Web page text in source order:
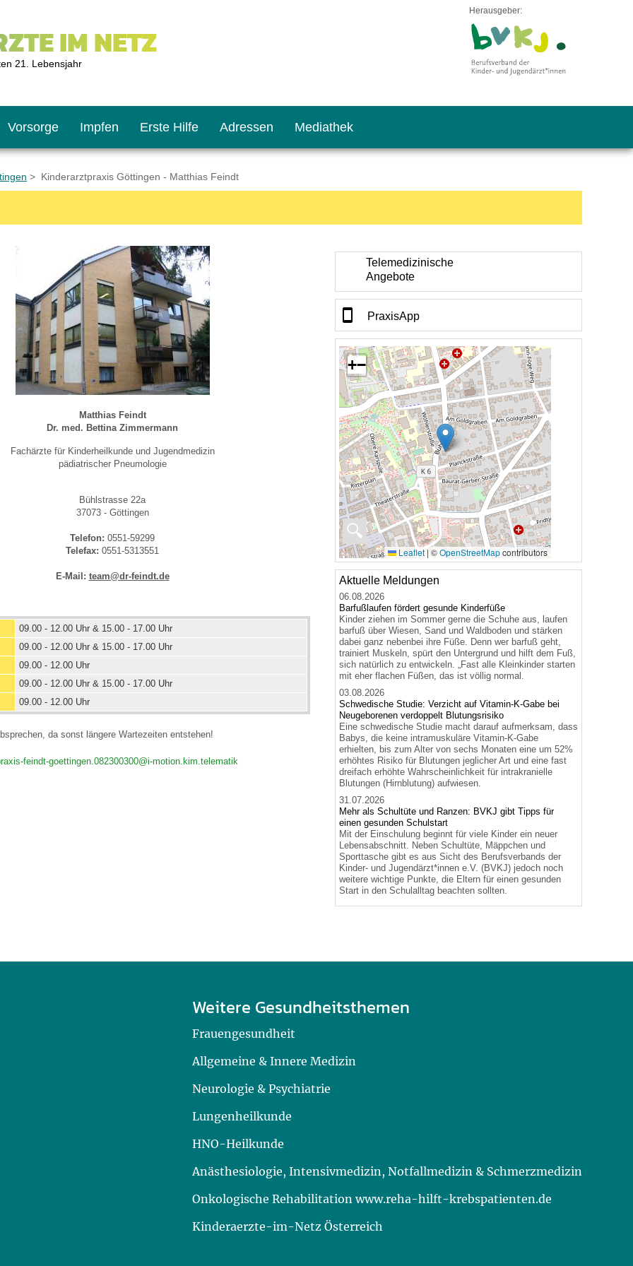
IM NETZ
21. Lebensjahr
Herausgeber:
Vorsorge Impfen Erste Hilfe Adressen Mediathek
Bildschirmmediengebrauch
> Kinderarztpraxis Göttingen - Matthias Feindt
Matthias Feindt
Dr. med. Bettina Zimmermann
Fachärzte für Kinderheilkunde und Jugendmedizin
pädiatrischer Pneumologie
Bühlstrasse 22a
37073 - Göttingen
Telefon: 0551-59299
Telefax: 0551-5313551
E-Mail: team@dr-feindt.de
09.00 - 12.00 Uhr & 15.00 - 17.00 Uhr
09.00 - 12.00 Uhr & 15.00 - 17.00 Uhr
09.00 - 12.00 Uhr
09.00 - 12.00 Uhr & 15.00 - 17.00 Uhr
09.00 - 12.00 Uhr
da sonst längere Wartezeiten entstehen!
feindt-goettingen.082300300@i-motion.kim.telematik
Telemedizinische
Angebote
PraxisApp
🔍
+−
Leaflet | ©OpenStreetMapcontributors
Aktuelle Meldungen
06.08.2026
Barfußlaufen fördert gesunde Kinderfüße
Kinder ziehen im Sommer gerne die Schuhe aus, laufen
barfuß über Wiesen, Sand und Waldboden und stärken
dabei ganz nebenbei ihre Füße. Denn wer barfuß geht,
trainiert Muskeln, spürt den Untergrund und hilft dem Fuß,
sich natürlich zu entwickeln. „Fast alle Kleinkinder starten
mit eher flachen Füßen, das ist völlig normal.
03.08.2026
Schwedische Studie: Verzicht auf Vitamin-K-Gabe bei
Neugeborenen verdoppelt Blutungsrisiko
Eine schwedische Studie macht darauf aufmerksam, dass
Babys, die keine intramuskuläre Vitamin-K-Gabe
erhielten, bis zum Alter von sechs Monaten eine um 52%
erhöhtes Risiko für Blutungen jeglicher Art und eine fast
dreifach erhöhte Wahrscheinlichkeit für intrakranielle
Blutungen (Hirnblutung) aufwiesen.
31.07.2026
Mehr als Schultüte und Ranzen: BVKJ gibt Tipps für
einen gesunden Schulstart
Mit der Einschulung beginnt für viele Kinder ein neuer
Lebensabschnitt. Neben Schultüte, Mäppchen und
Sporttasche gibt es aus Sicht des Berufsverbands der
Kinder- und Jugendärzt*innen e.V. (BVKJ) jedoch noch
weitere wichtige Punkte, die Eltern für einen gesunden
Start in den Schulalltag beachten sollten.
Weitere Gesundheitsthemen
Frauengesundheit
Allgemeine & Innere Medizin
Neurologie & Psychiatrie
Lungenheilkunde
HNO-Heilkunde
Anästhesiologie, Intensivmedizin, Notfallmedizin & Schmerzmedizin
Onkologische Rehabilitation www.reha-hilft-krebspatienten.de
Kinderaerzte-im-Netz Österreich